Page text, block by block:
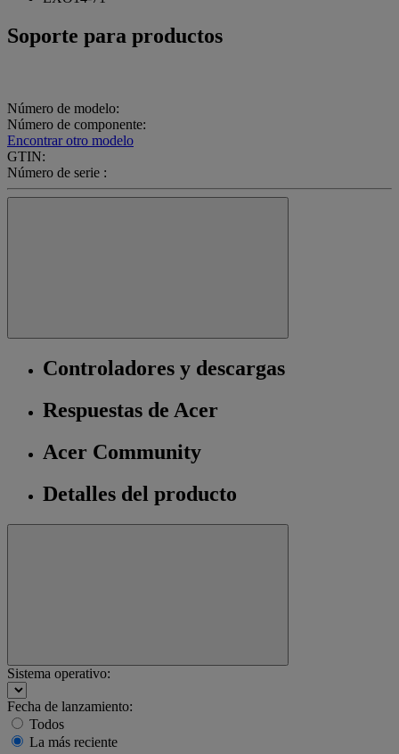
Soporte para productos
Número de modelo:
Número de componente:
Encontrar otro modelo
GTIN:
Número de serie :
Controladores y descargas
Respuestas de Acer
Acer Community
Detalles del producto
Sistema operativo:
Fecha de lanzamiento:
Todos
La más reciente